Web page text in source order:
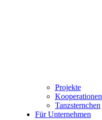
Projekte
Kooperationen
Tanzsternchen
Für Unternehmen